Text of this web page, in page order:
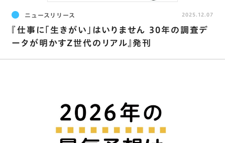
ニュースリリース
『仕事に「生きがい」はいりません 30年の調査デ
ータが明かすZ世代のリアル』発刊
2025.12.07